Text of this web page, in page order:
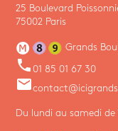
25 Boulevard
75002 Paris
Grands
phone 01 85 01 67 30
email
Du lundi au samedi de